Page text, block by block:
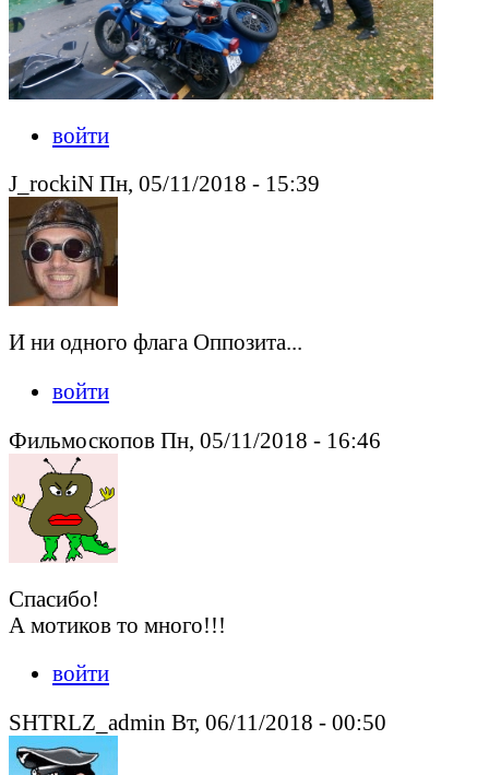
войти
J_rockiN Пн, 05/11/2018 - 15:39
И ни одного флага Оппозита...
войти
Фильмоскопов Пн, 05/11/2018 - 16:46
Спасибо!
А мотиков то много!!!
войти
SHTRLZ_admin Вт, 06/11/2018 - 00:50